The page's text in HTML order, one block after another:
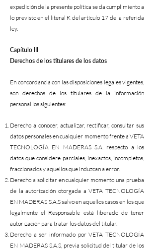
expedición de la presente política se da cumplimiento a
lo previsto en el literal K del artículo 17 de la referida
ley.
Capítulo III
Derechos de los titulares de los datos
En concordancia con las disposiciones legales vigentes,
son derechos de los titulares de la información
personal los siguientes:
Derecho a conocer, actualizar, rectificar, consultar sus
datos personales en cualquier momento frente a VETA
TECNOLOGÍA EN MADERAS S.A. respecto a los
datos que considere parciales, inexactos, incompletos,
fraccionados y aquellos que induzcan a error.
Derecho a solicitar en cualquier momento una prueba
de la autorización otorgada a VETA TECNOLOGÍA
EN MADERAS S.A.S salvo en aquellos casos en los que
legalmente el Responsable está liberado de tener
autorización para tratar los datos del titular.
Derecho a ser informado por VETA TECNOLOGÍA
EN MADERAS S.A.S, previa solicitud del titular de los